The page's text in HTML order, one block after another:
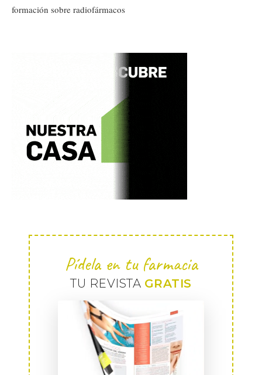
formación sobre radiofármacos
Pídela en tu farmacia
TU REVISTA GRATIS